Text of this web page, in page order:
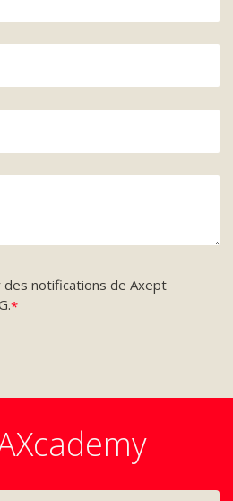
des notifications de Axept
*